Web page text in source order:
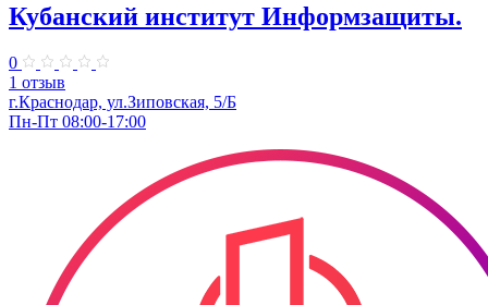
Кубанский институт Информзащиты.
0
1 отзыв
г.Краснодар, ул.Зиповская, 5/Б
Пн-Пт 08:00-17:00